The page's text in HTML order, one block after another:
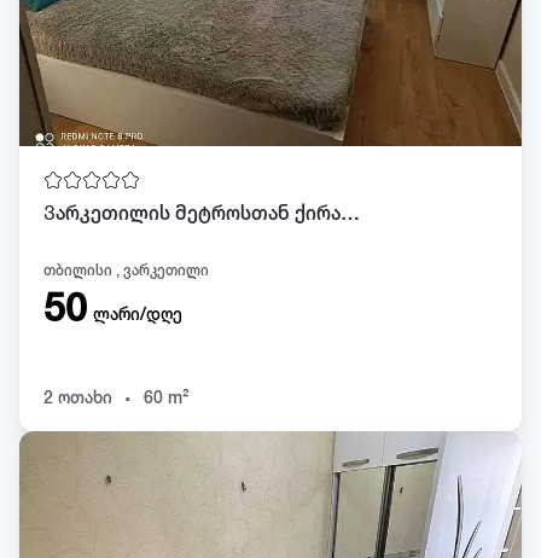
Ვარკეთილის მეტროსთან ქირაბდება ბინა დღიურად და სათობრივად
თბილისი , ვარკეთილი
50 ლარი/დღე
2 ოთახი . 60 m²